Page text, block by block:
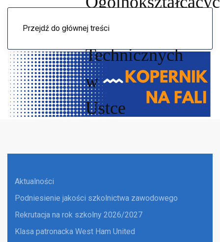
Przejdź do głównej treści
Menu
Aktualności
Podniesienie jakości szkolnictwa zawodowego
Rekrutacja na rok szkolny 2026/2027
Klasa patronacka West Ham United